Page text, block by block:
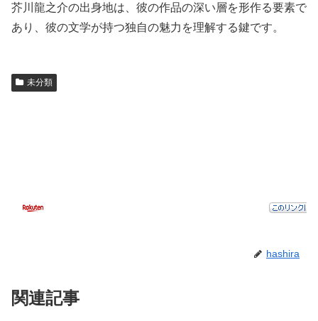
芥川龍之介の出身地は、彼の作品の深い層を形作る要素で
あり、彼の文学が持つ独自の魅力を理解する鍵です。
未分類
hashira
関連記事